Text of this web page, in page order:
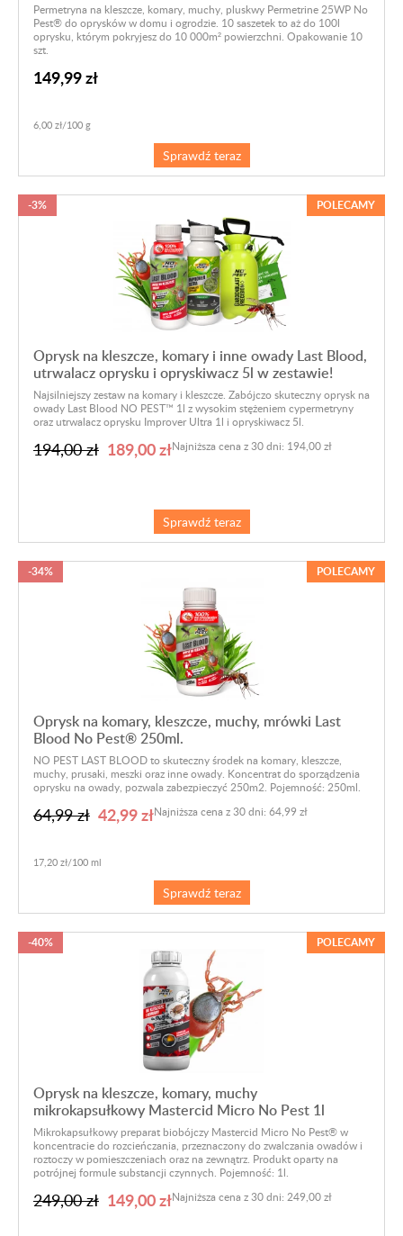
Permetryna na kleszcze, komary, muchy, pluskwy Permetrine 25WP No
Pest® do oprysków w domu i ogrodzie. 10 saszetek to aż do 100l
oprysku, którym pokryjesz do 10 000m² powierzchni. Opakowanie 10
szt.
149,99 zł
6,00 zł/100 g
Sprawdź teraz
Oprysk na kleszcze, komary i inne owady Last Blood,
utrwalacz oprysku i opryskiwacz 5l w zestawie!
-3% POLECAMY
Najsilniejszy zestaw na komary i kleszcze. Zabójczo skuteczny oprysk na
owady Last Blood NO PEST™ 1l z wysokim stężeniem cypermetryny
oraz utrwalacz oprysku Improver Ultra 1l i opryskiwacz 5l.
194,00 zł 189,00 złNajniższa cena z 30 dni: 194,00 zł
Sprawdź teraz
Oprysk na komary, kleszcze, muchy, mrówki Last
Blood No Pest® 250ml.
-34% POLECAMY
NO PEST LAST BLOOD to skuteczny środek na komary, kleszcze,
muchy, prusaki, meszki oraz inne owady. Koncentrat do sporządzenia
oprysku na owady, pozwala zabezpieczyć 250m2. Pojemność: 250ml.
64,99 zł 42,99 zł
17,20 zł/100 ml
Najniższa cena z 30 dni: 64,99 zł
Sprawdź teraz
Oprysk na kleszcze, komary, muchy
mikrokapsułkowy Mastercid Micro No Pest 1l
-40% POLECAMY
Mikrokapsułkowy preparat biobójczy Mastercid Micro No Pest® w
koncentracie do rozcieńczania, przeznaczony do zwalczania owadów i
roztoczy w pomieszczeniach oraz na zewnątrz. Produkt oparty na
potrójnej formule substancji czynnych. Pojemność: 1l.
249,00 zł 149,00 złNajniższa cena z 30 dni: 249,00 zł